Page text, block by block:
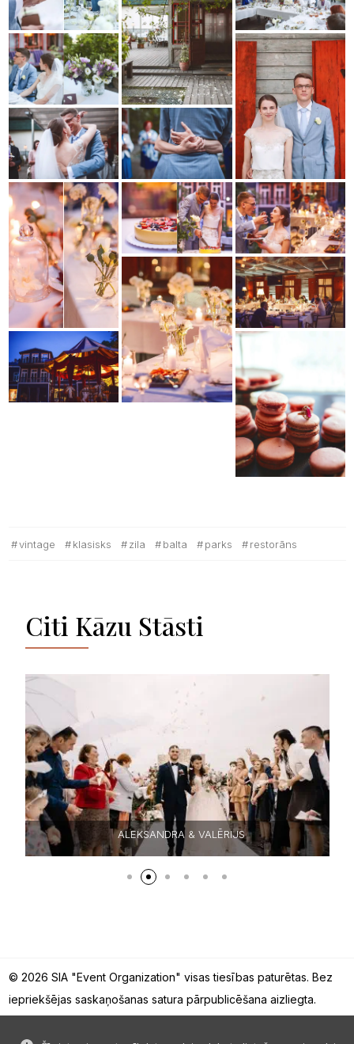
vintage klasisks zila balta parks restorāns
Citi Kāzu Stāsti
ALEKSANDRA & VALĒRIJS
© 2026 SIA "Event Organization" visas tiesības paturētas. Bez
iepriekšējas saskaņošanas satura pārpublicēšana aizliegta.